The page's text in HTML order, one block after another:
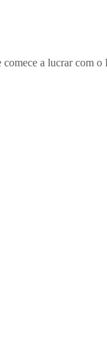
comece a lucrar com